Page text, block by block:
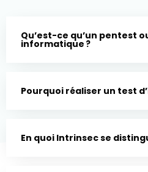
Qu’est-ce qu’un pentest
informatique ?
Pourquoi réaliser un test
En quoi Intrinsec se